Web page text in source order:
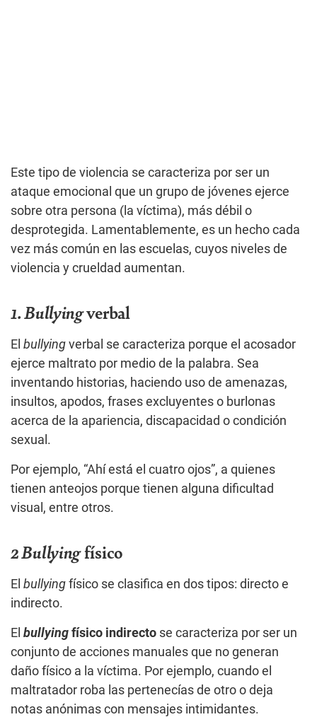
Este tipo de violencia se caracteriza por ser un
ataque emocional que un grupo de jóvenes ejerce
sobre otra persona (la víctima), más débil o
desprotegida. Lamentablemente, es un hecho cada
vez más común en las escuelas, cuyos niveles de
violencia y crueldad aumentan.
1. Bullyingverbal
El bullying verbal se caracteriza porque el acosador
ejerce maltrato por medio de la palabra. Sea
inventando historias, haciendo uso de amenazas,
insultos, apodos, frases excluyentes o burlonas
acerca de la apariencia, discapacidad o condición
sexual.
Por ejemplo, “Ahí está el cuatro ojos”, a quienes
tienen anteojos porque tienen alguna dificultad
visual, entre otros.
2 Bullyingfísico
El bullying físico se clasifica en dos tipos: directo e
indirecto.
El bullying físico indirecto se caracteriza por ser un
conjunto de acciones manuales que no generan
daño físico a la víctima. Por ejemplo, cuando el
maltratador roba las pertenecías de otro o deja
notas anónimas con mensajes intimidantes.